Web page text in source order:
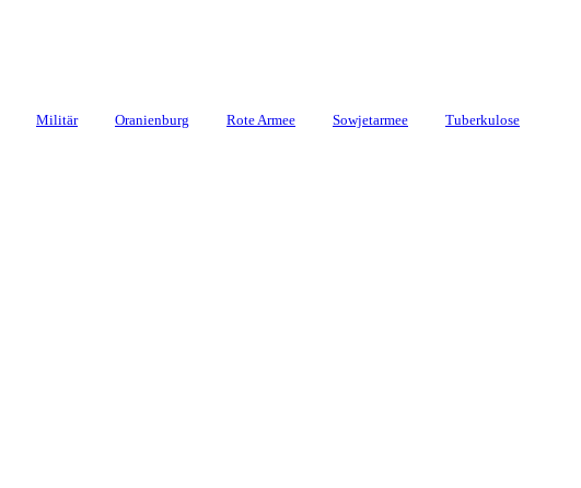
Militär Oranienburg Rote Armee Sowjetarmee
Tuberkulose